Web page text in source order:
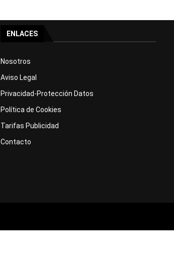
ENLACES
Nosotros
Aviso Legal
Privacidad-Protección Datos
Política de Cookies
Tarifas Publicidad
Contacto